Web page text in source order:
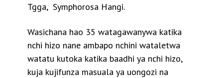
Tgga, Symphorosa Hangi.
Wasichana hao 35 watagawanywa katika
nchi hizo nane ambapo nchini wataletwa
watatu kutoka katika baadhi ya nchi hizo,
kuja kujifunza masuala ya uongozi na